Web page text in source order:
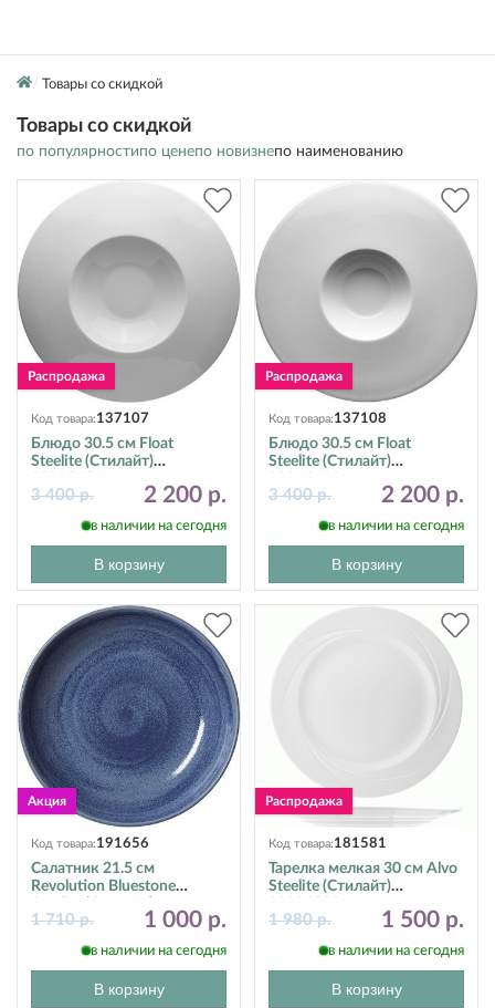
Товары со скидкой
Товары со скидкой
по популярностипо ценепо новизнепо наименованию
Код товара:137107
Блюдо 30.5 см Float
Steelite (Стилайт)
2 200 р.
3 400 р.
в наличии на сегодня
В корзину
Код товара:137108
Блюдо 30.5 см Float
Steelite (Стилайт)
2 200 р.
3 400 р.
в наличии на сегодня
В корзину
Код товара:191656
Салатник 21.5 см
Revolution Bluestone
17770570
1 000 р.
1 710 р.
в наличии на сегодня
В корзину
Код товара:181581
Тарелка мелкая 30 см Alvo
Steelite (Стилайт)
1 500 р.
1 980 р.
в наличии на сегодня
В корзину